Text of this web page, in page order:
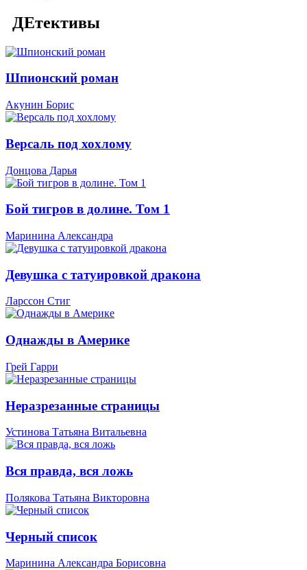
ДЕтективы
Шпионский роман
Акунин Борис
Версаль под хохлому
Донцова Дарья
Бой тигров в долине. Том 1
Маринина Александра
Девушка с татуировкой дракона
Ларссон Стиг
Однажды в Америке
Грей Гарри
Неразрезанные страницы
Устинова Татьяна Витальевна
Вся правда, вся ложь
Полякова Татьяна Викторовна
Черный список
Маринина Александра Борисовна